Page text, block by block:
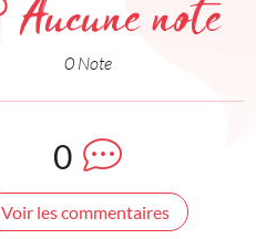
Aucune note
0 Note
0
Voir les commentaires